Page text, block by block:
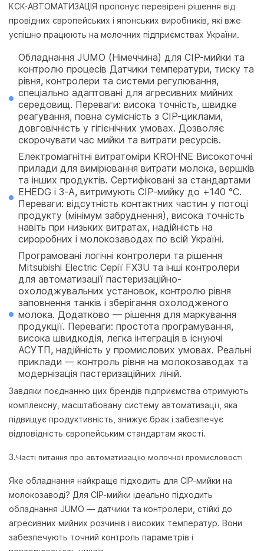
КСК-АВТОМАТИЗАЦІЯ пропонує перевірені рішення від
провідних європейських і японських виробників, які вже
успішно працюють на молочних підприємствах України.
Обладнання JUMO (Німеччина) для CIP-мийки та
контролю процесів Датчики температури, тиску та
рівня, контролери та системи регулювання,
спеціально адаптовані для агресивних мийних
середовищ. Переваги: висока точність, швидке
реагування, повна сумісність з CIP-циклами,
довговічність у гігієнічних умовах. Дозволяє
скорочувати час мийки та витрати ресурсів.
Електромагнітні витратоміри KROHNE Високоточні
прилади для вимірювання витрати молока, вершків
та інших продуктів. Сертифіковані за стандартами
EHEDG і 3-A, витримують CIP-мийку до +140 °C.
Переваги: відсутність контактних частин у потоці
продукту (мінімум забруднення), висока точність
навіть при низьких витратах, надійність на
сироробних і молокозаводах по всій Україні.
Програмовані логічні контролери та рішення
Mitsubishi Electric Серії FX3U та інші контролери
для автоматизації пастеризаційно-
охолоджувальних установок, контролю рівня
заповнення танків і зберігання охолодженого
молока. Додатково — рішення для маркування
продукції. Переваги: простота програмування,
висока швидкодія, легка інтеграція в існуючі
АСУТП, надійність у промислових умовах. Реальні
приклади — контроль рівня на молокозаводах та
модернізація пастеризаційних ліній.
Завдяки поєднанню цих брендів підприємства отримують
комплексну, масштабовану систему автоматизації, яка
підвищує продуктивність, знижує брак і забезпечує
відповідність європейським стандартам якості.
3.Часті питання про автоматизацію молочної промисловості
Яке обладнання найкраще підходить для CIP-мийки на
молокозаводі? Для CIP-мийки ідеально підходить
обладнання JUMO — датчики та контролери, стійкі до
агресивних мийних розчинів і високих температур. Вони
забезпечують точний контроль параметрів і